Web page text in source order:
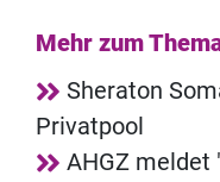
Mehr zum
Sheraton
Privatpool
AHGZ meldet